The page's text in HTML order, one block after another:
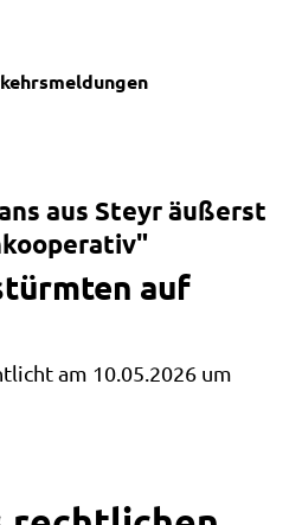
aus Steyr äußerst
auf
am 10.05.2026 um